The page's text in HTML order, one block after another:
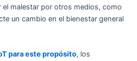
malestar por otros medios, como
un cambio en el bienestar general
para este propósito, los